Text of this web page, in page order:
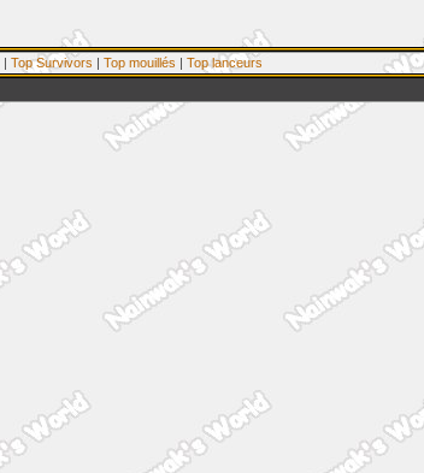
| Top Survivors | Top mouillés | Top lanceurs